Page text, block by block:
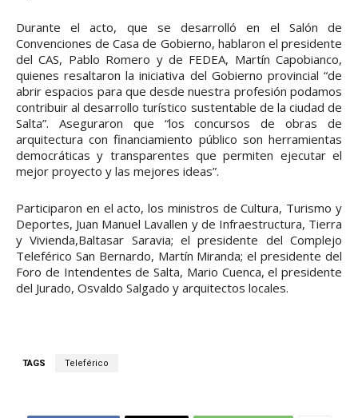
Durante el acto, que se desarrolló en el Salón de
Convenciones de Casa de Gobierno, hablaron el presidente
del CAS, Pablo Romero y de FEDEA, Martín Capobianco,
quienes resaltaron la iniciativa del Gobierno provincial “de
abrir espacios para que desde nuestra profesión podamos
contribuir al desarrollo turístico sustentable de la ciudad de
Salta”. Aseguraron que “los concursos de obras de
arquitectura con financiamiento público son herramientas
democráticas y transparentes que permiten ejecutar el
mejor proyecto y las mejores ideas”.
Participaron en el acto, los ministros de Cultura, Turismo y
Deportes, Juan Manuel Lavallen y de Infraestructura, Tierra
y Vivienda,Baltasar Saravia; el presidente del Complejo
Teleférico San Bernardo, Martín Miranda; el presidente del
Foro de Intendentes de Salta, Mario Cuenca, el presidente
del Jurado, Osvaldo Salgado y arquitectos locales.
TAGS Teleférico